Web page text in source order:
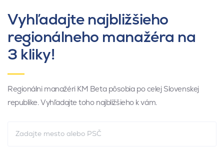
Vyhľadajte najbližšieho
regionálneho manažéra na
3 kliky!
Regionálni manažéri KM Beta pôsobia po celej Slovenskej
republike. Vyhľadajte toho najbližšieho k vám.